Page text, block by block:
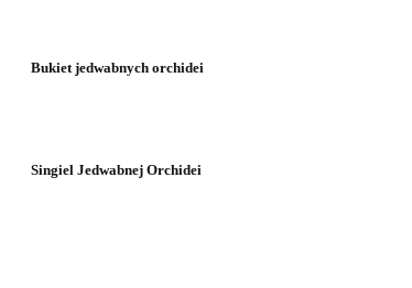
Bukiet jedwabnych orchidei
Singiel Jedwabnej Orchidei